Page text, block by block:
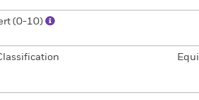
(0-10)